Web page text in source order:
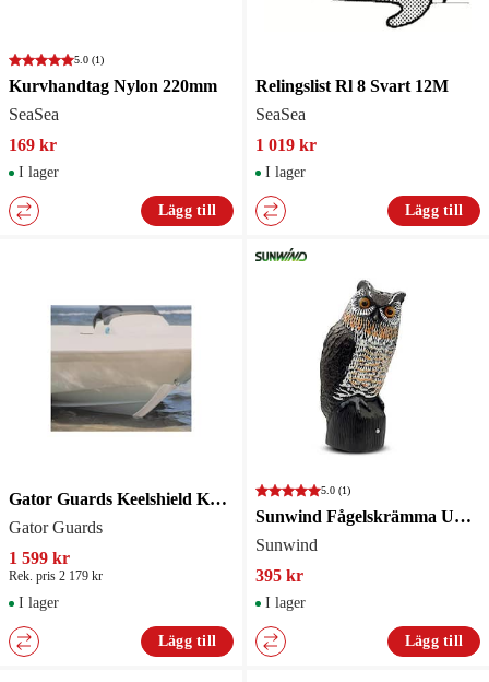
5.0 (1)
Kurvhandtag Nylon 220mm
SeaSea
169 kr
I lager
Lägg till
Relingslist Rl 8 Svart 12M
SeaSea
1 019 kr
I lager
Lägg till
Gator Guards Keelshield Kölskydd 1,22M Vit
Gator Guards
1 599 kr
Rek. pris 2 179 kr
I lager
Lägg till
5.0 (1)
Sunwind Fågelskrämma Ubro Solcellsdriven
Sunwind
395 kr
I lager
Lägg till